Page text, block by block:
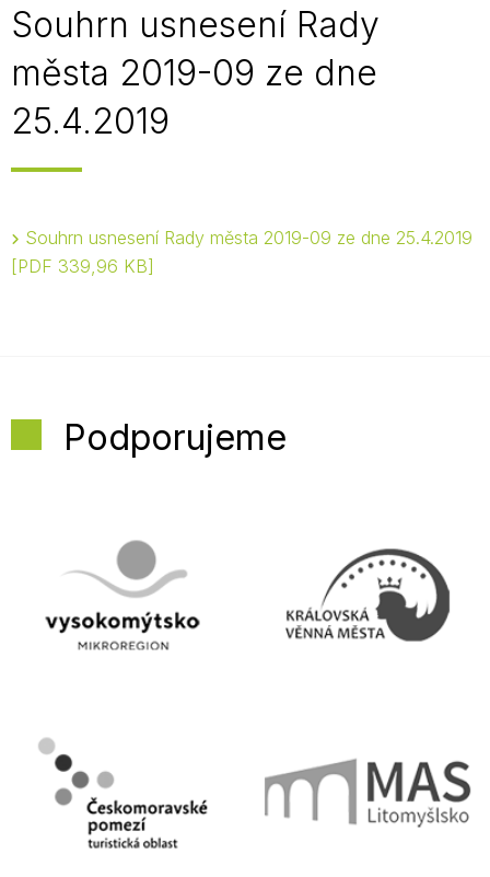
Souhrn usnesení Rady
města 2019-09 ze dne
25.4.2019
Souhrn usnesení Rady města 2019-09 ze dne 25.4.2019
PDF 339,96 KB
Podporujeme